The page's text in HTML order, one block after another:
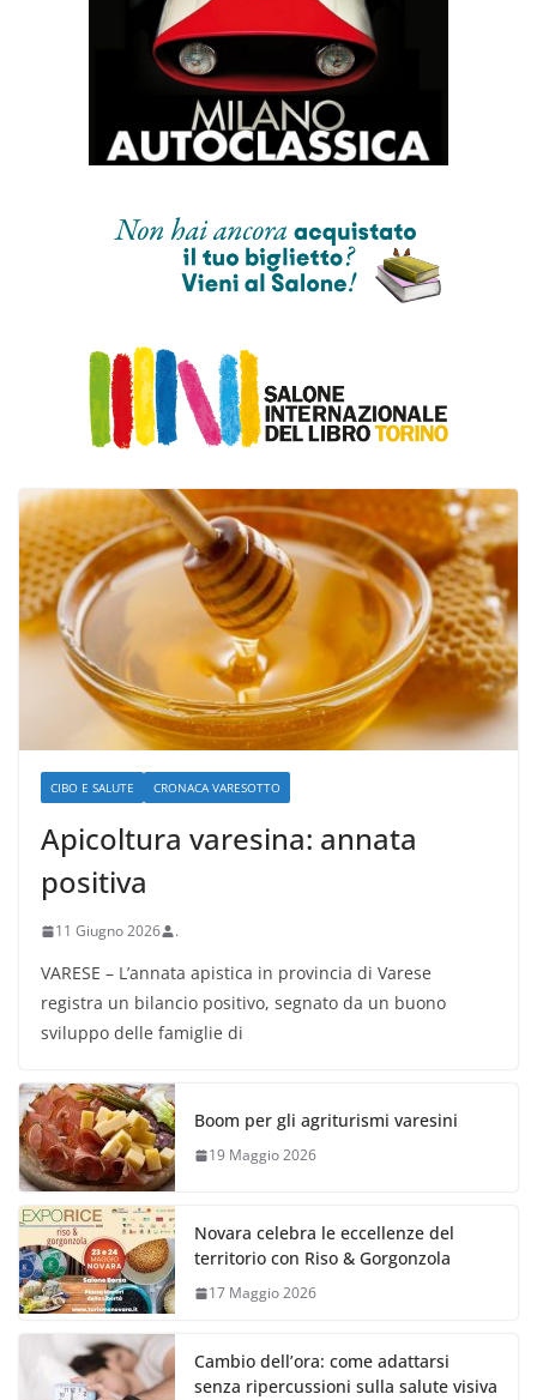
CIBO E SALUTE CRONACA VARESOTTO
Apicoltura varesina: annata
positiva
11 Giugno 2026 .
VARESE – L’annata apistica in provincia di Varese
registra un bilancio positivo, segnato da un buono
sviluppo delle famiglie di
Boom per gli agriturismi varesini
19 Maggio 2026
Novara celebra le eccellenze del
territorio con Riso & Gorgonzola
17 Maggio 2026
Cambio dell’ora: come adattarsi
senza ripercussioni sulla salute visiva